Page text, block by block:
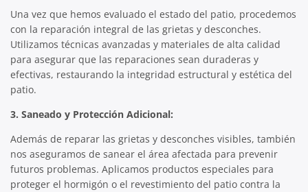
Una vez que hemos evaluado el estado del patio, procedemos
con la reparación integral de las grietas y desconches.
Utilizamos técnicas avanzadas y materiales de alta calidad
para asegurar que las reparaciones sean duraderas y
efectivas, restaurando la integridad estructural y estética del
patio.
3. Saneado y Protección Adicional:
Además de reparar las grietas y desconches visibles, también
nos aseguramos de sanear el área afectada para prevenir
futuros problemas. Aplicamos productos especiales para
proteger el hormigón o el revestimiento del patio contra la